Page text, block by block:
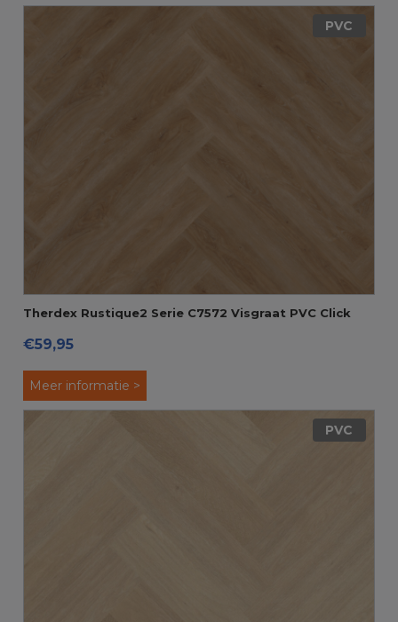
PVC
Therdex Rustique2 Serie C7572 Visgraat PVC Click
€59,95
Meer informatie >
PVC